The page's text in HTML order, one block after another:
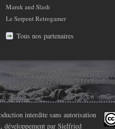
Maruk and Slash
Le Serpent Retrogamer
Tous nos partenaires
interdite sans autorisation
, développement par Sielfried